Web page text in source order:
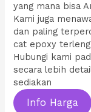
yang mana bisa
Kami juga
dan paling
cat epoxy
Hubungi kami
secara lebih
sediakan
Info Harga